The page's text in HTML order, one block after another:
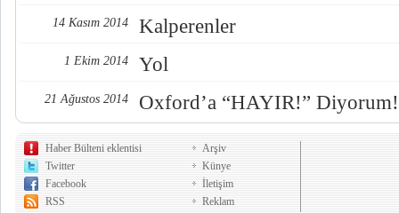
14 Kasım 2014 Kalperenler
1 Ekim 2014 Yol
21 Ağustos 2014 Oxford’a “HAYIR!” Diyorum!
Haber Bülteni eklentisi
Twitter
Facebook
RSS
Arşiv
Künye
İletişim
Reklam